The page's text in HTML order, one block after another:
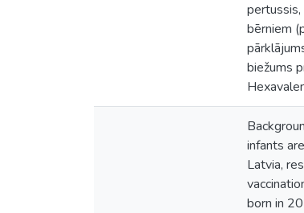
bērniem
biežums
infants
Latvia,
born in